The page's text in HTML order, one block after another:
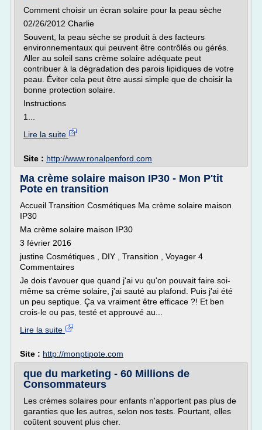
Comment choisir un écran solaire pour la peau sèche
02/26/2012 Charlie
Souvent, la peau sèche se produit à des facteurs
environnementaux qui peuvent être contrôlés ou gérés.
Aller au soleil sans crème solaire adéquate peut
contribuer à la dégradation des parois lipidiques de votre
peau. Éviter cela peut être aussi simple que de choisir la
bonne protection solaire.
Instructions
1...
Lire la suite
Site : http://www.ronalpenford.com
Ma crème solaire maison IP30 - Mon P'tit
Pote en transition
Accueil Transition Cosmétiques Ma crème solaire maison
IP30
Ma crème solaire maison IP30
3 février 2016
justine Cosmétiques , DIY , Transition , Voyager 4
Commentaires
Je dois t'avouer que quand j'ai vu qu'on pouvait faire soi-
même sa crème solaire, j'ai sauté au plafond. Puis j'ai été
un peu septique. Ça va vraiment être efficace ?! Et ben
crois-le ou pas, testé et approuvé au...
Lire la suite
Site : http://monptipote.com
que du marketing - 60 Millions de
Consommateurs
Les crèmes solaires pour enfants n'apportent pas plus de
garanties que les autres, selon nos tests. Pourtant, elles
coûtent souvent plus cher.